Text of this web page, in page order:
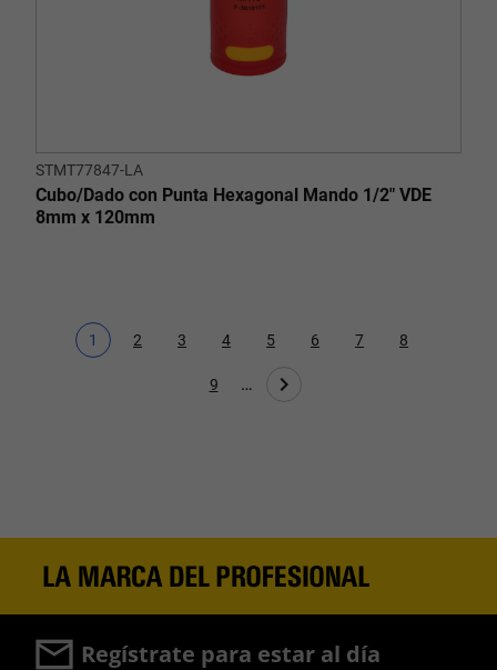
STMT77847-LA
Cubo/Dado con Punta Hexagonal Mando 1/2" VDE
8mm x 120mm
Página actual
1
Page
2
Page
3
Page
4
Page
5
Page
6
Page
7
Page
8
Page
9 …
Regístrate para estar al día